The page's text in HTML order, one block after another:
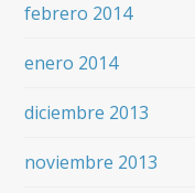
febrero 2014
enero 2014
diciembre 2013
noviembre 2013